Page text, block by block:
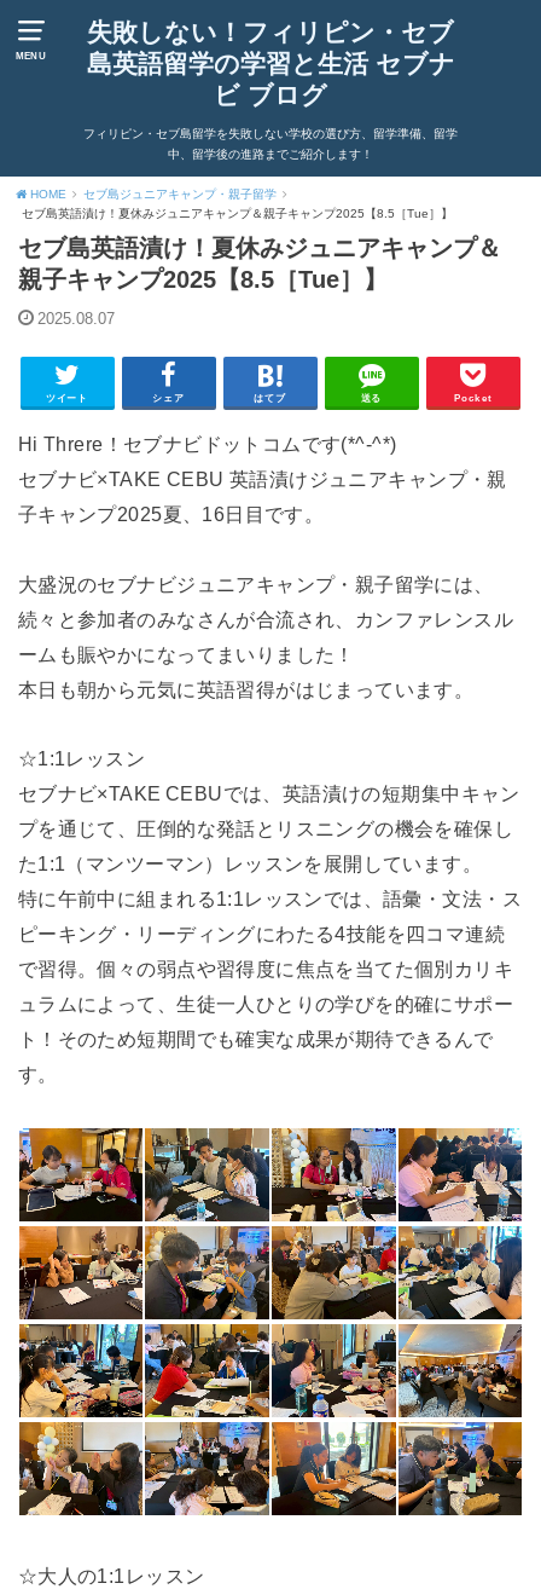
MENU
失敗しない！フィリピン・セブ
島英語留学の学習と生活 セブナ
ビ ブログ
フィリピン・セブ島留学を失敗しない学校の選び方、留学準備、留学
中、留学後の進路までご紹介します！
HOME
セブ島ジュニアキャンプ・親子留学
セブ島英語漬け！夏休みジュニアキャンプ＆親子キャンプ2025【8.5［Tue］】
セブ島英語漬け！夏休みジュニアキャンプ＆
親子キャンプ2025【8.5［Tue］】
2025.08.07
ツイート シェア はてブ 送る Pocket
Hi Threre！セブナビドットコムです(*^-^*)
セブナビ×TAKE CEBU 英語漬けジュニアキャンプ・親
子キャンプ2025夏、16日目です。
大盛況のセブナビジュニアキャンプ・親子留学には、
続々と参加者のみなさんが合流され、カンファレンスル
ームも賑やかになってまいりました！
本日も朝から元気に英語習得がはじまっています。
☆1:1レッスン
セブナビ×TAKE CEBUでは、英語漬けの短期集中キャン
プを通じて、圧倒的な発話とリスニングの機会を確保し
た1:1（マンツーマン）レッスンを展開しています。
特に午前中に組まれる1:1レッスンでは、語彙・文法・ス
ピーキング・リーディングにわたる4技能を四コマ連続
で習得。個々の弱点や習得度に焦点を当てた個別カリキ
ュラムによって、生徒一人ひとりの学びを的確にサポー
ト！そのため短期間でも確実な成果が期待できるんで
す。
☆大人の1:1レッスン